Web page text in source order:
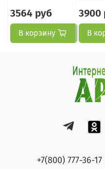
3564 руб
В корзину
3900
В
+7(800) 777-36-17